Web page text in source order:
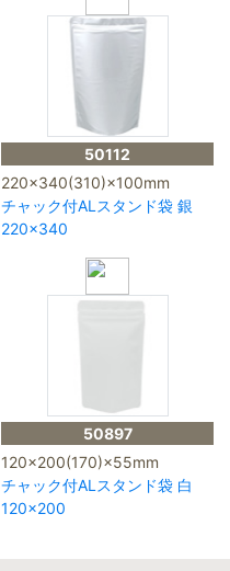
50112
220×340(310)×100mm
チャック付ALスタンド袋 銀
220×340
50897
120×200(170)×55mm
チャック付ALスタンド袋 白
120×200